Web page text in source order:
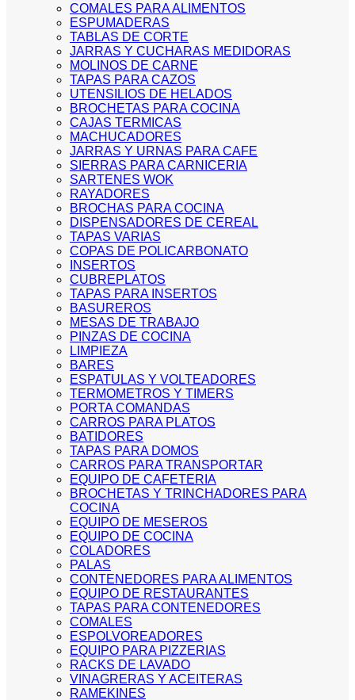
COMALES PARA ALIMENTOS
ESPUMADERAS
TABLAS DE CORTE
JARRAS Y CUCHARAS MEDIDORAS
MOLINOS DE CARNE
TAPAS PARA CAZOS
UTENSILIOS DE HELADOS
BROCHETAS PARA COCINA
CAJAS TERMICAS
MACHUCADORES
JARRAS Y URNAS PARA CAFE
SIERRAS PARA CARNICERIA
SARTENES WOK
RAYADORES
BROCHAS PARA COCINA
DISPENSADORES DE CEREAL
TAPAS VARIAS
COPAS DE POLICARBONATO
INSERTOS
CUBREPLATOS
TAPAS PARA INSERTOS
BASUREROS
MESAS DE TRABAJO
PINZAS DE COCINA
LIMPIEZA
BARES
ESPATULAS Y VOLTEADORES
TERMOMETROS Y TIMERS
PORTA COMANDAS
CARROS PARA PLATOS
BATIDORES
TAPAS PARA DOMOS
CARROS PARA TRANSPORTAR
EQUIPO DE CAFETERIA
BROCHETAS Y TRINCHADORES PARA
COCINA
EQUIPO DE MESEROS
EQUIPO DE COCINA
COLADORES
PALAS
CONTENEDORES PARA ALIMENTOS
EQUIPO DE RESTAURANTES
TAPAS PARA CONTENEDORES
COMALES
ESPOLVOREADORES
EQUIPO PARA PIZZERIAS
RACKS DE LAVADO
VINAGRERAS Y ACEITERAS
RAMEKINES